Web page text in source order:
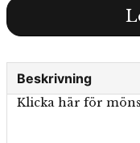
Beskrivning
Klicka här för